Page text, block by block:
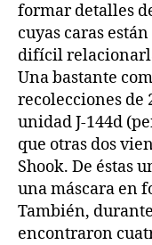
formar detalles
cuyas caras
difícil
Una bastante
recolecciones de
unidad J-144d
que otras dos
Shook. De éstas
una máscara en
También,
encontraron